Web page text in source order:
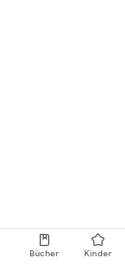
Bücher Kinder